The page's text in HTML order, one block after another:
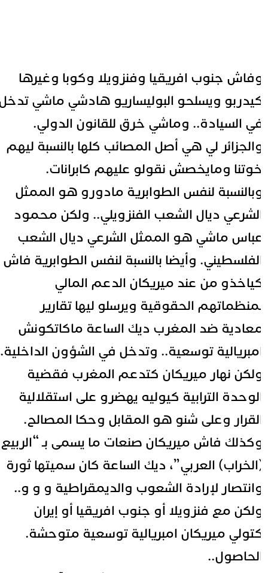
جنوب افريقيا وفنزويلا وكوبا وغيرها
ويسلحو البوليساريو هادشي ماشي تدخل
السيادة.. وماشي خرق للقانون الدولي.
لي هي أصل المصائب كلها بالنسبة ليهم
ومايخصش نقولو عليهم كابرانات.
لنفس الطوابرية مادورو هو الممثل
ديال الشعب الفنزويلي.. ولكن محمود
ماشي هو الممثل الشرعي ديال الشعب
وأيضا بالنسبة لنفس الطوابرية فاش
من عند ميريكان الدعم المالي
الحقوقية ويرسلو ليها تقارير
ضد المغرب ديك الساعة ماكاتكونش
توسعية.. وتدخل في الشؤون الداخلية.
نهار ميريكان كتدعم المغرب فقضية
الترابية كيوليه يهضرو على استقلالية
وعلى شنو هو المقابل وحكا المصالح.
فاش ميريكان صنعات ما يسمى بـ “الربيع
العربي”، ديك الساعة كان سميتها ثورة
لإرادة الشعوب والديمقراطية و و و..
مع فنزويلا أو جنوب افريقيا أو إيران
ميريكان امبريالية توسعية متوحشة.